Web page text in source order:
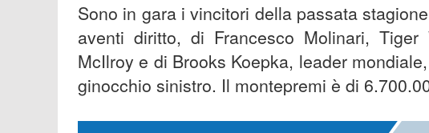
Sono in gara i vincitori della passata
aventi diritto, di Francesco Molinari,
McIlroy e di Brooks Koepka, leader
ginocchio sinistro. Il montepremi è di